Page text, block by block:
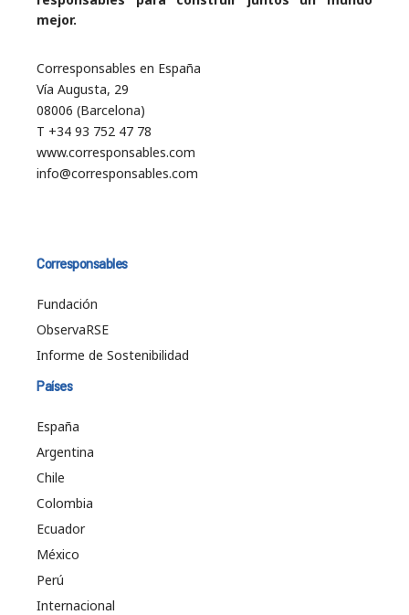
mejor.
Corresponsables en España
Vía Augusta, 29
08006 (Barcelona)
T +34 93 752 47 78
www.corresponsables.com
info@corresponsables.com
Corresponsables
Fundación
ObservaRSE
Informe de Sostenibilidad
Países
España
Argentina
Chile
Colombia
Ecuador
México
Perú
Internacional